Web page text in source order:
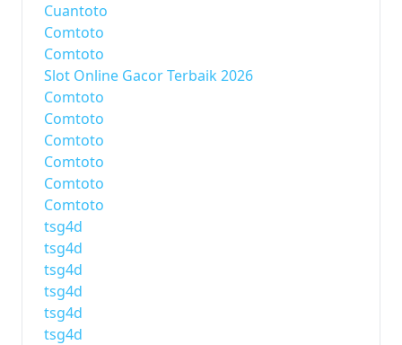
Cuantoto
Comtoto
Comtoto
Slot Online Gacor Terbaik 2026
Comtoto
Comtoto
Comtoto
Comtoto
Comtoto
Comtoto
tsg4d
tsg4d
tsg4d
tsg4d
tsg4d
tsg4d